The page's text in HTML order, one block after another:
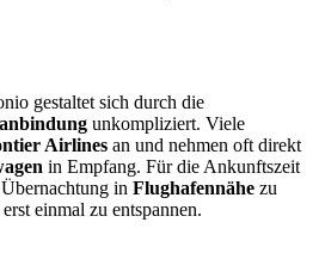
gestaltet sich durch die
unkompliziert. Viele
Airlines an und nehmen oft direkt
in Empfang. Für die Ankunftszeit
in Flughafennähe zu
einmal zu entspannen.